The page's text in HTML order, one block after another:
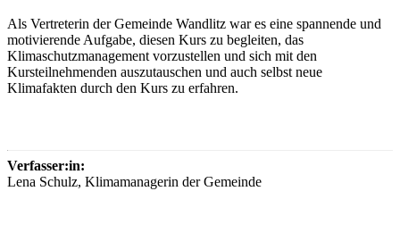
Als Vertreterin der Gemeinde Wandlitz war es eine spannende und
motivierende Aufgabe, diesen Kurs zu begleiten, das
Klimaschutzmanagement vorzustellen und sich mit den
Kursteilnehmenden auszutauschen und auch selbst neue
Klimafakten durch den Kurs zu erfahren.
Verfasser:in:
Lena Schulz, Klimamanagerin der Gemeinde